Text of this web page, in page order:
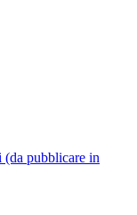
pubblicare in